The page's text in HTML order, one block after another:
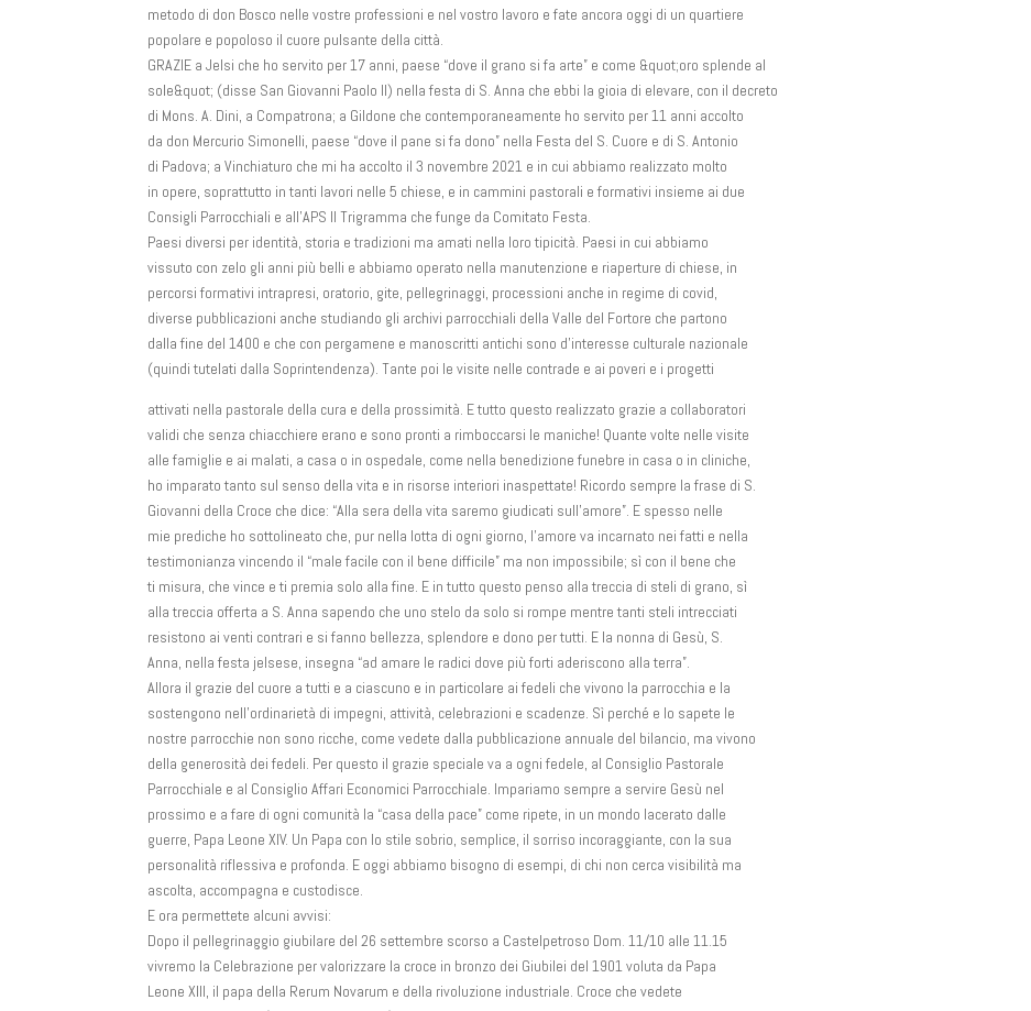
metodo di don Bosco nelle vostre professioni e nel vostro lavoro e fate ancora oggi di un quartiere
popolare e popoloso il cuore pulsante della città.
GRAZIE a Jelsi che ho servito per 17 anni, paese “dove il grano si fa arte” e come &quot;oro splende al
sole&quot; (disse San Giovanni Paolo II) nella festa di S. Anna che ebbi la gioia di elevare, con il decreto
di Mons. A. Dini, a Compatrona; a Gildone che contemporaneamente ho servito per 11 anni accolto
da don Mercurio Simonelli, paese “dove il pane si fa dono” nella Festa del S. Cuore e di S. Antonio
di Padova; a Vinchiaturo che mi ha accolto il 3 novembre 2021 e in cui abbiamo realizzato molto
in opere, soprattutto in tanti lavori nelle 5 chiese, e in cammini pastorali e formativi insieme ai due
Consigli Parrocchiali e all’APS Il Trigramma che funge da Comitato Festa.
Paesi diversi per identità, storia e tradizioni ma amati nella loro tipicità. Paesi in cui abbiamo
vissuto con zelo gli anni più belli e abbiamo operato nella manutenzione e riaperture di chiese, in
percorsi formativi intrapresi, oratorio, gite, pellegrinaggi, processioni anche in regime di covid,
diverse pubblicazioni anche studiando gli archivi parrocchiali della Valle del Fortore che partono
dalla fine del 1400 e che con pergamene e manoscritti antichi sono d’interesse culturale nazionale
(quindi tutelati dalla Soprintendenza). Tante poi le visite nelle contrade e ai poveri e i progetti
attivati nella pastorale della cura e della prossimità. E tutto questo realizzato grazie a collaboratori
validi che senza chiacchiere erano e sono pronti a rimboccarsi le maniche! Quante volte nelle visite
alle famiglie e ai malati, a casa o in ospedale, come nella benedizione funebre in casa o in cliniche,
ho imparato tanto sul senso della vita e in risorse interiori inaspettate! Ricordo sempre la frase di S.
Giovanni della Croce che dice: “Alla sera della vita saremo giudicati sull’amore”. E spesso nelle
mie prediche ho sottolineato che, pur nella lotta di ogni giorno, l’amore va incarnato nei fatti e nella
testimonianza vincendo il “male facile con il bene difficile” ma non impossibile; sì con il bene che
ti misura, che vince e ti premia solo alla fine. E in tutto questo penso alla treccia di steli di grano, sì
alla treccia offerta a S. Anna sapendo che uno stelo da solo si rompe mentre tanti steli intrecciati
resistono ai venti contrari e si fanno bellezza, splendore e dono per tutti. E la nonna di Gesù, S.
Anna, nella festa jelsese, insegna “ad amare le radici dove più forti aderiscono alla terra”.
Allora il grazie del cuore a tutti e a ciascuno e in particolare ai fedeli che vivono la parrocchia e la
sostengono nell’ordinarietà di impegni, attività, celebrazioni e scadenze. Sì perché e lo sapete le
nostre parrocchie non sono ricche, come vedete dalla pubblicazione annuale del bilancio, ma vivono
della generosità dei fedeli. Per questo il grazie speciale va a ogni fedele, al Consiglio Pastorale
Parrocchiale e al Consiglio Affari Economici Parrocchiale. Impariamo sempre a servire Gesù nel
prossimo e a fare di ogni comunità la “casa della pace” come ripete, in un mondo lacerato dalle
guerre, Papa Leone XIV. Un Papa con lo stile sobrio, semplice, il sorriso incoraggiante, con la sua
personalità riflessiva e profonda. E oggi abbiamo bisogno di esempi, di chi non cerca visibilità ma
ascolta, accompagna e custodisce.
E ora permettete alcuni avvisi:
Dopo il pellegrinaggio giubilare del 26 settembre scorso a Castelpetroso Dom. 11/10 alle 11.15
vivremo la Celebrazione per valorizzare la croce in bronzo dei Giubilei del 1901 voluta da Papa
Leone XIII, il papa della Rerum Novarum e della rivoluzione industriale. Croce che vedete